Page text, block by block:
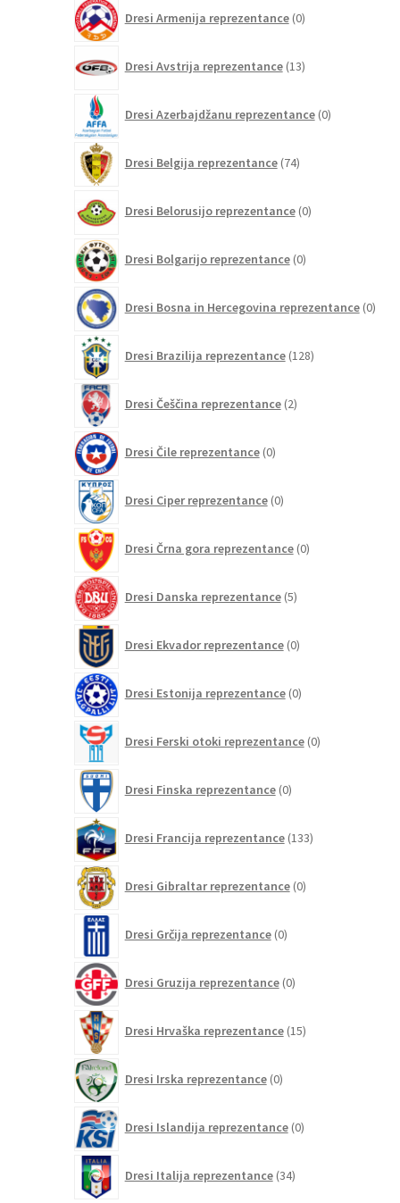
Dresi Armenija reprezentance 0izdelkov
Dresi Avstrija reprezentance 13izdelkov
Dresi Azerbajdžanu reprezentance 0izdelkov
Dresi Belgija reprezentance 74izdelkov
Dresi Belorusijo reprezentance 0izdelkov
Dresi Bolgarijo reprezentance 0izdelkov
Dresi Bosna in Hercegovina reprezentance 0
Dresi Brazilija reprezentance 128izdelkov
Dresi Češčina reprezentance 2izdelka
Dresi Čile reprezentance 0izdelkov
Dresi Ciper reprezentance 0izdelkov
Dresi Črna gora reprezentance 0izdelkov
Dresi Danska reprezentance 5izdelkov
Dresi Ekvador reprezentance 0izdelkov
Dresi Estonija reprezentance 0izdelkov
Dresi Ferski otoki reprezentance 0izdelkov
Dresi Finska reprezentance 0izdelkov
Dresi Francija reprezentance 133izdelkov
Dresi Gibraltar reprezentance 0izdelkov
Dresi Grčija reprezentance 0izdelkov
Dresi Gruzija reprezentance 0izdelkov
Dresi Hrvaška reprezentance 15izdelkov
Dresi Irska reprezentance 0izdelkov
Dresi Islandija reprezentance 0izdelkov
Dresi Italija reprezentance 34izdelkov